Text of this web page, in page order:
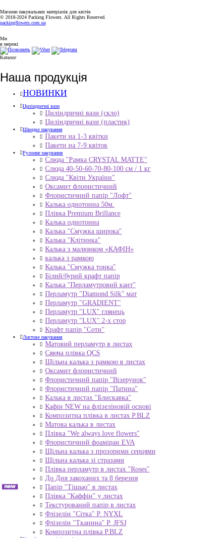
Магазин пакувальних матеріалів для квітів
© 2018-2024 Packing Flowers. All Rights Reserved.
packingflowers.com.ua
Ми
в мережі
Каталог
Наша продукція
НОВИНКИ
Циліндричні вази
Циліндричні вази (скло)
Циліндричні вази (пластик)
Швидке пакування
Пакети на 1-3 квітки
Пакети на 7-9 квіток
Рулонне пакування
Слюда "Рамка CRYSTAL MATTE"
Слюда 40-50-60-70-80-100 см / 1 кг
Слюда "Квіти України"
Оксамит флористичний
Флористичний папір "Лофт"
Калька однотонна 50м.
Плівка Premium Brillance
Калька однотонна
Калька "Смужка широка"
Калька "Клітинка"
Калька з малюнком «КАФІН»
калька з рамкою
Калька "Смужка тонка"
Білий/бурий крафт папір
Калька "Перламутровий кант"
Перламутр "Diamond Silk" мат
Перламутр "GRADIENT"
Перламутр "LUX" глянець
Перламутр "LUX" 2-х стор
Крафт папір "Соти"
Листове пакування
Матовий перламутр в листах
Сяюча плівка QCS
Щільна калька з рамкою в листах
Оксамит флористичний
Флористичний папір "Візерунок"
Флористичний папір "Патина"
Калька в листах "Блискавка"
Кафін NEW на флізеліновій основі
Композитна плівка в листах Р.BLZ
Матова калька в листах
Плівка "We always love flowers"
Флористичний фоаміран EVA
Щільна калька з прозорими серцями
Щільна калька зі стразами
Плівка перламутр в листах "Roses"
До Дня закоханих та 8 березня
Папір "Тішью" в листах
Плівка "Каффін" у листах
Текстурований папір в листах
Флізелін "Сітка" P. NYXL
Флізелін "Тканина" P. JFSJ
Композитна плівка Р.BLZ